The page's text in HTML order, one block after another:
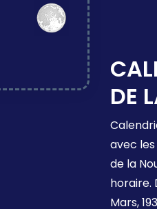
DE
avec
de la
horaire.
Mars,